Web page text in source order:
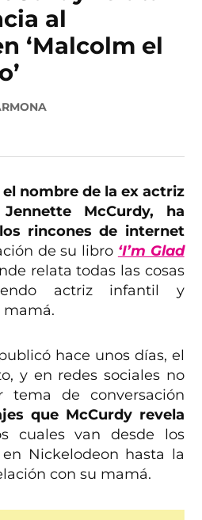
al
‘Malcolm el
el nombre de la ex actriz
McCurdy, ha
rincones de internet
de su libro ‘I’m Glad
relata todas las cosas
actriz infantil y
mamá.
hace unos días, el
y en redes sociales no
de conversación
que McCurdy revela
cuales van desde los
Nickelodeon hasta la
con su mamá.